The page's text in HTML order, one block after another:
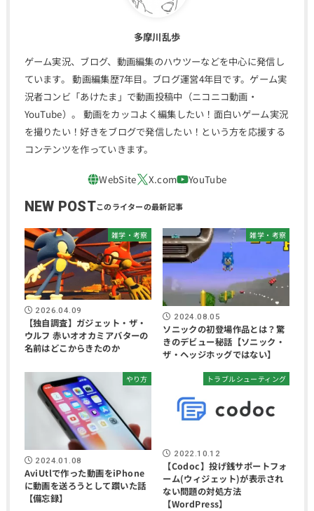
多摩川乱歩
ゲーム実況、ブログ、動画編集のハウツーなどを中心に発信し
ています。 動画編集歴7年目。ブログ運営4年目です。ゲーム実
況者コンビ「あけたま」で動画投稿中（ニコニコ動画・
YouTube）。 動画をカッコよく編集したい！面白いゲーム実況
を撮りたい！好きをブログで発信したい！という方を応援する
コンテンツを作っていきます。
NEW POST
雑学・考察
2026.04.09
【独自調査】ガジェット・ザ・
ウルフ 赤いオオカミアバターの
名前はどこからきたのか
雑学・考察
2024.08.05
ソニックの初登場作品とは？驚
きのデビュー秘話【ソニック・
ザ・ヘッジホッグではない】
やり方
2024.01.08
AviUtlで作った動画をiPhone
に動画を送ろうとして躓いた話
【備忘録】
トラブルシューティング
2022.10.12
【Codoc】投げ銭サポートフォ
ーム(ウィジェット)が表示され
ない問題の対処方法
【WordPress】